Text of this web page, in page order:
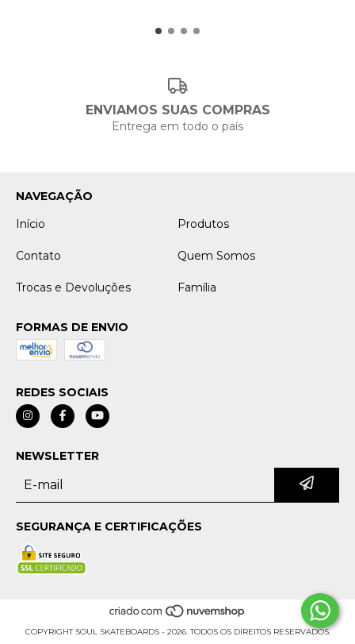
ENVIAMOS SUAS COMPRAS
Entrega em todo o país
NAVEGAÇÃO
Início
Produtos
Contato Quem Somos
Trocas e Devoluções Família
FORMAS DE ENVIO
REDES SOCIAIS
NEWSLETTER
SEGURANÇA E CERTIFICAÇÕES
COPYRIGHT SOUL SKATEBOARDS - 2026. TODOS OS DIREITOS RESERVADOS.